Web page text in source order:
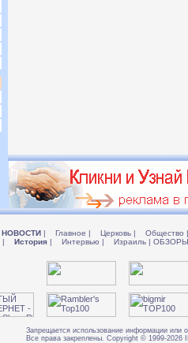
НОВОСТИ | Главное | Церковь | Общество |
| История | Интервью | Израиль |
Запрещается использование информации или
Все права закреплены. Copyright © 1999-